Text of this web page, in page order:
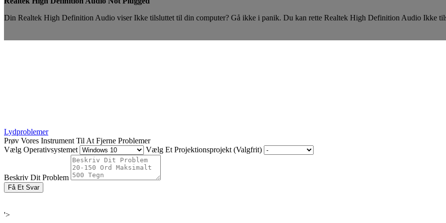
Din Realtek High Definition Audio viser Ikke tilsluttet til din computer? Gå ikke i panik. Du kan rette Realtek High Definition Audio Ikke
Lydproblemer
Prøv Vores Instrument Til At Fjerne Problemer
Vælg Operativsystemet
Vælg Et Projektionsprojekt (Valgfrit)
Beskriv Dit Problem
Få Et Svar
'>